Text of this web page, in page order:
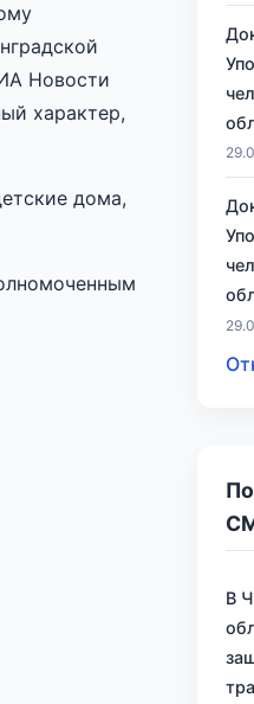
Новости
характер,
дома,
В